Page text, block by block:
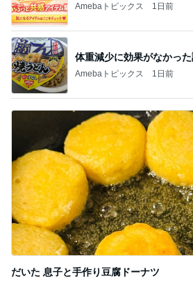
Amebaトピックス 1日前
体重減少に効果がなかった
Amebaトピックス 1日前
だいた 息子と手作り豆腐ドーナツ